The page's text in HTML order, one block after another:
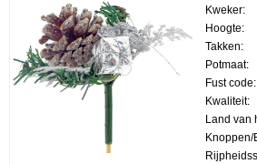
Kweker:
Hoogte:
Takken:
Potmaat:
Fust code:
Kwaliteit: